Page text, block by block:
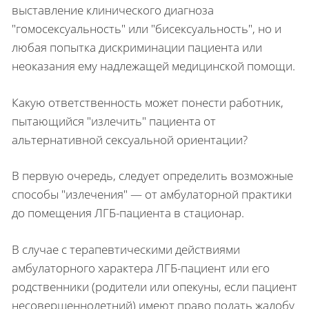
выставление клинического диагноза
"гомосексуальность" или "бисексуальность", но и
любая попытка дискриминации пациента или
неоказания ему надлежащей медицинской помощи.
Какую ответственность может понести работник,
пытающийся "излечить" пациента от
альтернативной сексуальной ориентации?
В первую очередь, следует определить возможные
способы "излечения" — от амбулаторной практики
до помещения ЛГБ-пациента в стационар.
В случае с терапевтическими действиями
амбулаторного характера ЛГБ-пациент или его
родственники (родители или опекуны, если пациент
несовершеннолетний) имеют право подать жалобу